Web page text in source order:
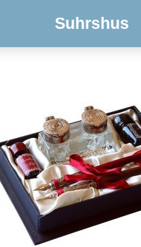
Suhrshus